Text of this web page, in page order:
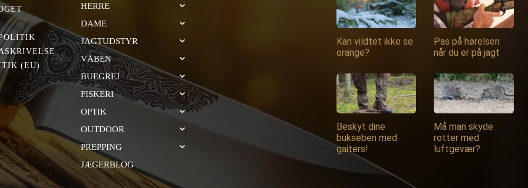
(EU)
HERRE
DAME
JAGTUDSTYR
VÅBEN
BUEGREJ
FISKERI
OPTIK
OUTDOOR
PREPPING
JÆGERBLOG
Kan vildtet ikke se
orange?
Pas på hørelsen
når du er på jagt
Beskyt dine
bukseben med
gaiters!
Må man skyde
rotter med
luftgevær?